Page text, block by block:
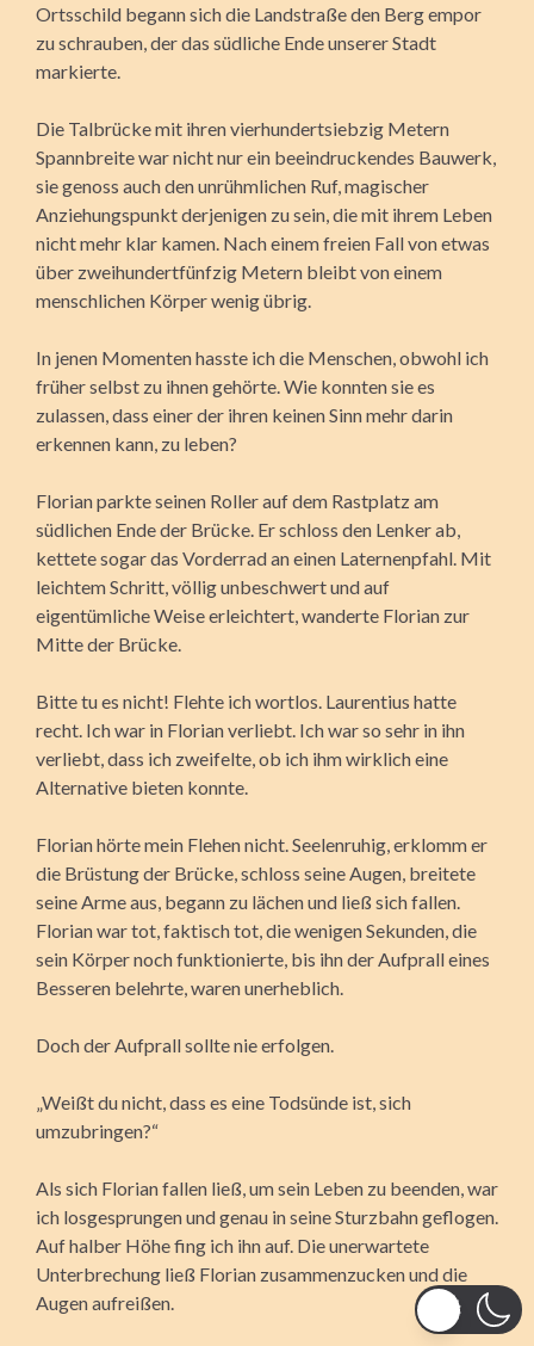
Ortsschild begann sich die Landstraße den Berg empor
zu schrauben, der das südliche Ende unserer Stadt
markierte.
Die Talbrücke mit ihren vierhundertsiebzig Metern
Spannbreite war nicht nur ein beeindruckendes Bauwerk,
sie genoss auch den unrühmlichen Ruf, magischer
Anziehungspunkt derjenigen zu sein, die mit ihrem Leben
nicht mehr klar kamen. Nach einem freien Fall von etwas
über zweihundertfünfzig Metern bleibt von einem
menschlichen Körper wenig übrig.
In jenen Momenten hasste ich die Menschen, obwohl ich
früher selbst zu ihnen gehörte. Wie konnten sie es
zulassen, dass einer der ihren keinen Sinn mehr darin
erkennen kann, zu leben?
Florian parkte seinen Roller auf dem Rastplatz am
südlichen Ende der Brücke. Er schloss den Lenker ab,
kettete sogar das Vorderrad an einen Laternenpfahl. Mit
leichtem Schritt, völlig unbeschwert und auf
eigentümliche Weise erleichtert, wanderte Florian zur
Mitte der Brücke.
Bitte tu es nicht! Flehte ich wortlos. Laurentius hatte
recht. Ich war in Florian verliebt. Ich war so sehr in ihn
verliebt, dass ich zweifelte, ob ich ihm wirklich eine
Alternative bieten konnte.
Florian hörte mein Flehen nicht. Seelenruhig, erklomm er
die Brüstung der Brücke, schloss seine Augen, breitete
seine Arme aus, begann zu lächen und ließ sich fallen.
Florian war tot, faktisch tot, die wenigen Sekunden, die
sein Körper noch funktionierte, bis ihn der Aufprall eines
Besseren belehrte, waren unerheblich.
Doch der Aufprall sollte nie erfolgen.
„Weißt du nicht, dass es eine Todsünde ist, sich
umzubringen?“
Als sich Florian fallen ließ, um sein Leben zu beenden, war
ich losgesprungen und genau in seine Sturzbahn geflogen.
Auf halber Höhe fing ich ihn auf. Die unerwartete
Unterbrechung ließ Florian zusammenzucken und die
Augen aufreißen.